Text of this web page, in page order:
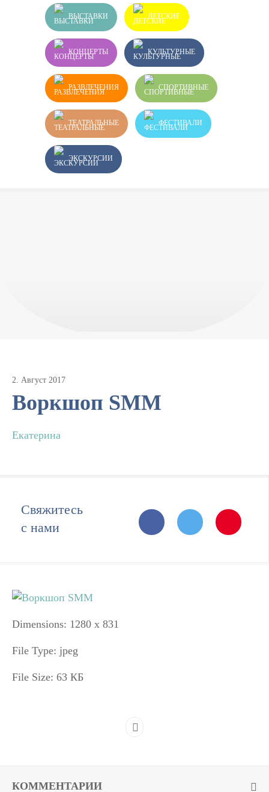
ВЫСТАВКИ ДЕТСКИЕ
КОНЦЕРТЫ КУЛЬТУРНЫЕ
РАЗВЛЕЧЕНИЯ СПОРТИВНЫЕ
ТЕАТРАЛЬНЫЕ ФЕСТИВАЛИ
ЭКСКУРСИИ
2. Август 2017
Воркшоп SMM
Екатерина
Свяжитесь
с нами
Dimensions: 1280 x 831
File Type: jpeg
File Size: 63 КБ
КОММЕНТАРИИ